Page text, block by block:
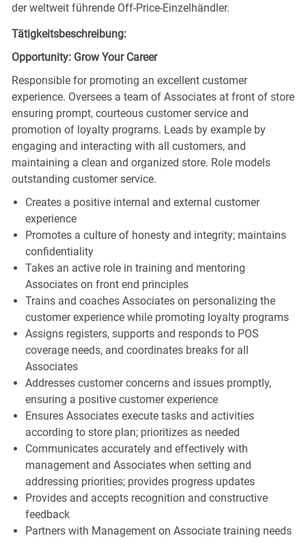
der weltweit führende Off-Price-Einzelhändler.
Tätigkeitsbeschreibung:
Opportunity: Grow Your Career
Responsible for promoting an excellent customer
experience. Oversees a team of Associates at front of store
ensuring prompt, courteous customer service and
promotion of loyalty programs. Leads by example by
engaging and interacting with all customers, and
maintaining a clean and organized store. Role models
outstanding customer service.
Creates a positive internal and external customer
experience
Promotes a culture of honesty and integrity; maintains
confidentiality
Takes an active role in training and mentoring
Associates on front end principles
Trains and coaches Associates on personalizing the
customer experience while promoting loyalty programs
Assigns registers, supports and responds to POS
coverage needs, and coordinates breaks for all
Associates
Addresses customer concerns and issues promptly,
ensuring a positive customer experience
Ensures Associates execute tasks and activities
according to store plan; prioritizes as needed
Communicates accurately and effectively with
management and Associates when setting and
addressing priorities; provides progress updates
Provides and accepts recognition and constructive
feedback
Partners with Management on Associate training needs